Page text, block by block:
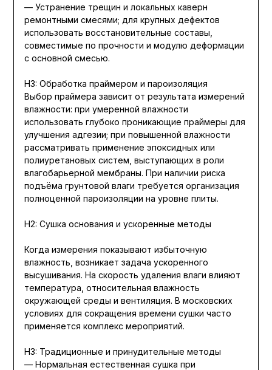
— Устранение трещин и локальных каверн
ремонтными смесями; для крупных дефектов
использовать восстановительные составы,
совместимые по прочности и модулю деформации
с основной смесью.
H3: Обработка праймером и пароизоляция
Выбор праймера зависит от результата измерений
влажности: при умеренной влажности
использовать глубоко проникающие праймеры для
улучшения адгезии; при повышенной влажности
рассматривать применение эпоксидных или
полиуретановых систем, выступающих в роли
влагобарьерной мембраны. При наличии риска
подъёма грунтовой влаги требуется организация
полноценной пароизоляции на уровне плиты.
H2: Сушка основания и ускоренные методы
Когда измерения показывают избыточную
влажность, возникает задача ускоренного
высушивания. На скорость удаления влаги влияют
температура, относительная влажность
окружающей среды и вентиляция. В московских
условиях для сокращения времени сушки часто
применяется комплекс мероприятий.
H3: Традиционные и принудительные методы
— Нормальная естественная сушка при